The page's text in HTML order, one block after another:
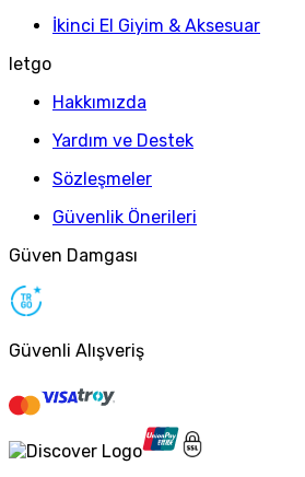
İkinci El Giyim & Aksesuar
letgo
Hakkımızda
Yardım ve Destek
Sözleşmeler
Güvenlik Önerileri
Güven Damgası
Güvenli Alışveriş